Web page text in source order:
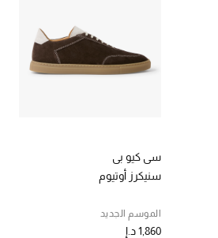
سي كيو بي
سنيكرز أوتيوم
الموسم الجديد
1,860 د.إ